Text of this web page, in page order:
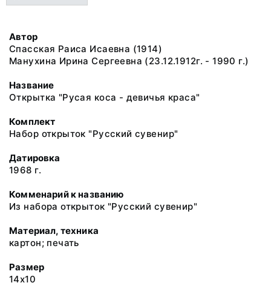
Автор
Спасская Раиса Исаевна (1914)
Манухина Ирина Сергеевна (23.12.1912г. - 1990 г.)
Название
Открытка "Русая коса - девичья краса"
Комплект
Набор открыток "Русский сувенир"
Датировка
1968 г.
Комменарий к названию
Из набора открыток "Русский сувенир"
Материал, техника
картон; печать
Размер
14х10